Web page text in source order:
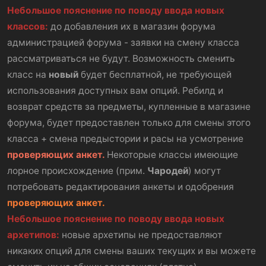
Небольшое пояснение по поводу ввода новых
классов: до добавления их в магазин форума
администрацией форума - заявки на смену класса
рассматриваться не будут. Возможность сменить
класс на новый будет бесплатной, не требующей
использования доступных вам опций. Ребилд и
возврат средств за предметы, купленные в магазине
форума, будет предоставлен только для смены этого
класса + смена предыстории и расы на усмотрение
проверяющих анкет. Некоторые классы имеющие
лорное происхождение (прим. Чародей) могут
потребовать редактирования анкеты и одобрения
проверяющих анкет.
Небольшое пояснение по поводу ввода новых
архетипов: новые архетипы не предоставляют
никаких опций для смены ваших текущих и вы можете